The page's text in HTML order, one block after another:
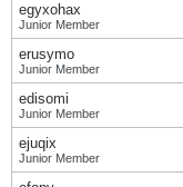
egyxohax
Junior Member
erusymo
Junior Member
edisomi
Junior Member
ejuqix
Junior Member